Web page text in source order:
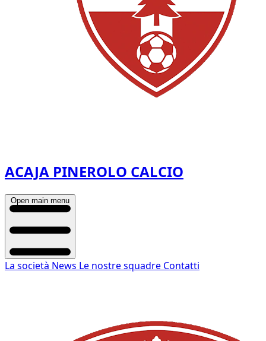
ACAJA PINEROLO CALCIO
Open main menu
La società News Le nostre squadre Contatti